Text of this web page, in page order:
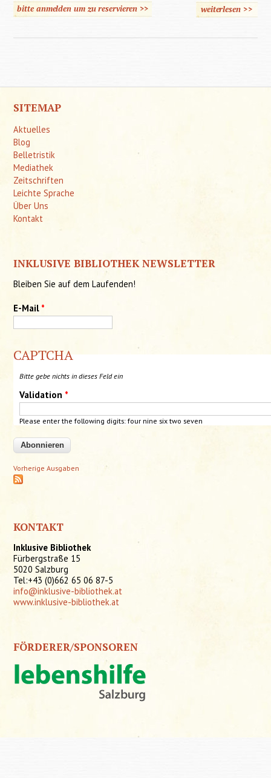
bitte anmelden um zu reservieren >> weiterlesen über
>>
SITEMAP
Aktuelles
Blog
Belletristik
Mediathek
Zeitschriften
Leichte Sprache
Über Uns
Kontakt
INKLUSIVE BIBLIOTHEK NEWSLETTER
Bleiben Sie auf dem Laufenden!
E-Mail *
CAPTCHA
Bitte gebe nichts in dieses Feld ein
Validation *
Please enter the following digits:four nine six two seven
Vorherige Ausgaben
KONTAKT
Inklusive Bibliothek
Fürbergstraße 15
5020 Salzburg
Tel:+43 (0)662 65 06 87-5
info@inklusive-bibliothek.at
www.inklusive-bibliothek.at
FÖRDERER/SPONSOREN